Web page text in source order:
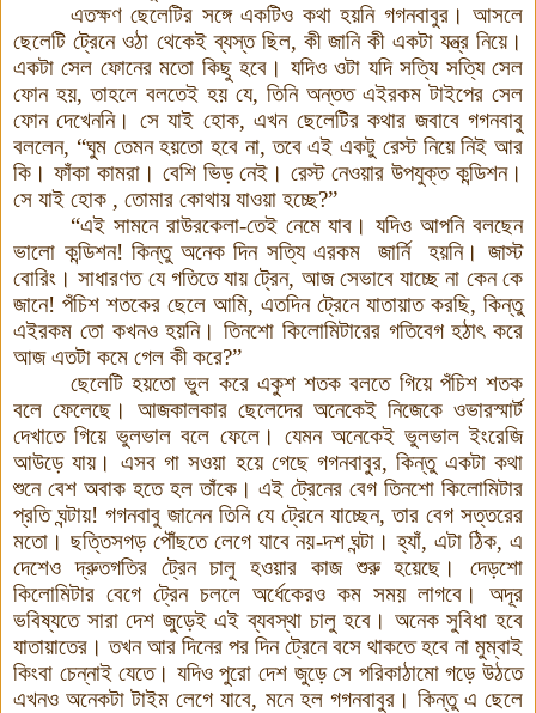
এতক্ষণ ছেলেটির সঙ্গে একটিও কথা হয়নি গগনবাবুর। আসলে
ছেলেটি ট্রেনে ওঠা থেকেই ব্যস্ত ছিল,কী জানি কী একটা যন্ত্র নিয়ে।
একটা সেল ফোনের মতো কিছু হবে। যদিও ওটা যদি সত্যি সত্যি সেল
ফোন হয়,তাহলে বলতেই হয় যে, তিনি অন্তত এইরকম টাইপের সেল
ফোন দেখেননি। সে যাই হোক,এখন ছেলেটির কথার জবাবে গগনবাবু
বললেন, “ঘুম তেমন হয়তো হবে না, তবে এই একটু রেস্ট নিয়ে নিই আর
কি । ফাঁকা কামরা। বেশি ভিড় নেই। রেস্ট নেওয়ার উপযুক্ত কন্ডিশন।
সে যাই হোক , তোমার কোথায় যাওয়া হচ্ছে?”
“এই সামনে রাউরকেলা-তেই নেমে যাব। যদিও আপনি বলছেন
ভালো কন্ডিশন!কিন্তু অনেক দিন সত্যি এরকম জার্নি হয়নি।জাস্ট
বোরিং ।সাধারণত যে গতিতে যায় ট্রেন, আজ সেভাবে যাচ্ছে না কেন কে
জানে! পঁচিশ শতকের ছেলে আমি, এতদিন ট্রেনে যাতায়াত করছি, কিন্তু
এইরকম তো কখনও হয়নি। তিনশো কিলোমিটারের গতিবেগ হঠাৎ করে
আজ এতটা কমে গেল কী করে?”
ছেলেটি হয়তো ভুল করে একুশ শতক বলতে গিয়ে পঁচিশ শতক
বলে ফেলেছে। আজকালকার ছেলেদের অনেকেই নিজেকে ওভারস্মার্ট
দেখাতে গিয়ে ভুলভাল বলে ফেলে। যেমন অনেকেই ভুলভাল ইংরেজি
আউড়ে যায়। এসব গা সওয়া হয়ে গেছে গগনবাবুর, কিন্তু একটা কথা
শুনে বেশ অবাক হতে হল তাঁকে।এই ট্রেনের বেগ তিনশো কিলোমিটার
প্রতি ঘন্টায়! গগনবাবু জানেন তিনি যে ট্রেনে যাচ্ছেন,তার বেগ সত্তরের
মতো। ছত্তিসগড় পৌঁছতে লেগে যাবে নয়-দশ ঘন্টা। হ্যাঁ,এটা ঠিক,এ
দেশেও দ্রুতগতির ট্রেন চালু হওয়ার কাজ শুরু হয়েছে। দেড়শো
কিলোমিটার বেগে ট্রেন চললে অর্ধেকেরও কম সময় লাগবে। অদূর
ভবিষ্যতে সারা দেশ জুড়েই এই ব্যবস্থা চালু হবে। অনেক সুবিধা হবে
যাতায়াতের। তখন আর দিনের পর দিন ট্রেনে বসে থাকতে হবে না মুম্বাই
কিংবা চেন্নাই যেতে। যদিও পুরো দেশ জুড়ে সে পরিকাঠামো গড়ে উঠতে
এখনও অনেকটা টাইম লেগে যাবে, মনে হল গগনবাবুর। কিন্তু এ ছেলে